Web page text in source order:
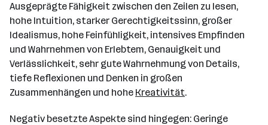
Ausgeprägte Fähigkeit zwischen den Zeilen zu lesen,
hohe Intuition, starker Gerechtigkeitssinn, großer
Idealismus, hohe Feinfühligkeit, intensives Empfinden
und Wahrnehmen von Erlebtem, Genauigkeit und
Verlässlichkeit, sehr gute Wahrnehmung von Details,
tiefe Reflexionen und Denken in großen
Zusammenhängen und hohe Kreativität.
Negativ besetzte Aspekte sind hingegen: Geringe